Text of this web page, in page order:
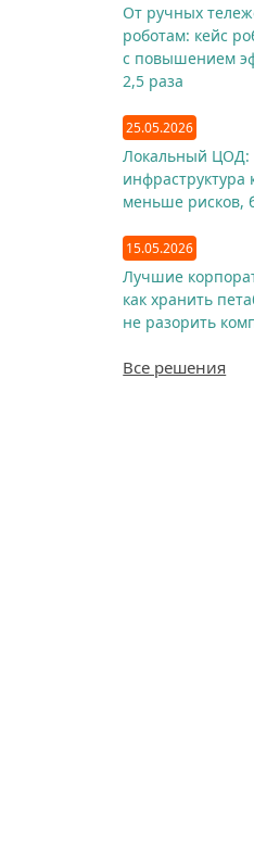
От ручных
роботам: кейс
с повышением
2,5 раза
25.05.2026
Локальный ЦОД:
инфраструктура
меньше рисков,
15.05.2026
Лучшие
как хранить
не разорить
Все решения